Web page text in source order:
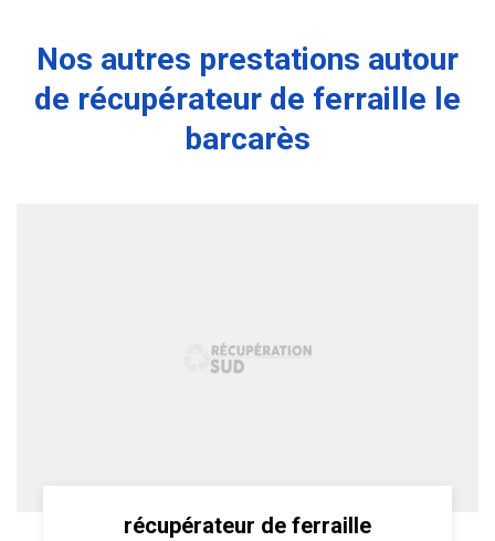
Nos autres prestations autour
de récupérateur de ferraille le
barcarès
récupérateur de ferraille